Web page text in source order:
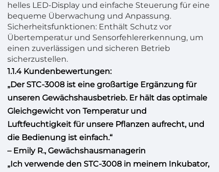
helles LED-Display und einfache Steuerung für eine
bequeme Überwachung und Anpassung.
Sicherheitsfunktionen: Enthält Schutz vor
Übertemperatur und Sensorfehlererkennung, um
einen zuverlässigen und sicheren Betrieb
sicherzustellen.
1.1.4 Kundenbewertungen:
„Der STC-3008 ist eine großartige Ergänzung für
unseren Gewächshausbetrieb. Er hält das optimale
Gleichgewicht von Temperatur und
Luftfeuchtigkeit für unsere Pflanzen aufrecht, und
die Bedienung ist einfach.“
– Emily R., Gewächshausmanagerin
„Ich verwende den STC-3008 in meinem Inkubator,